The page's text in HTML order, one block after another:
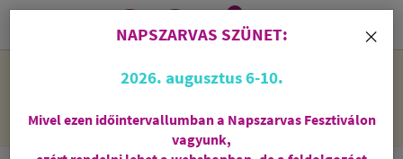
NAPSZARVAS SZÜNET: 2026. augusztus 6-10 - rendelni lehet
feldolgozni őket.
i
0
×
NAPSZARVAS SZÜNET:
2026. augusztus 6-10.
Mivel ezen időintervallumban a Napszarvas Fesztiválon
vagyunk,